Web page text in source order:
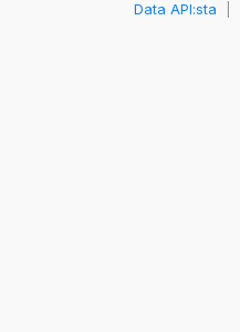
Data API:sta